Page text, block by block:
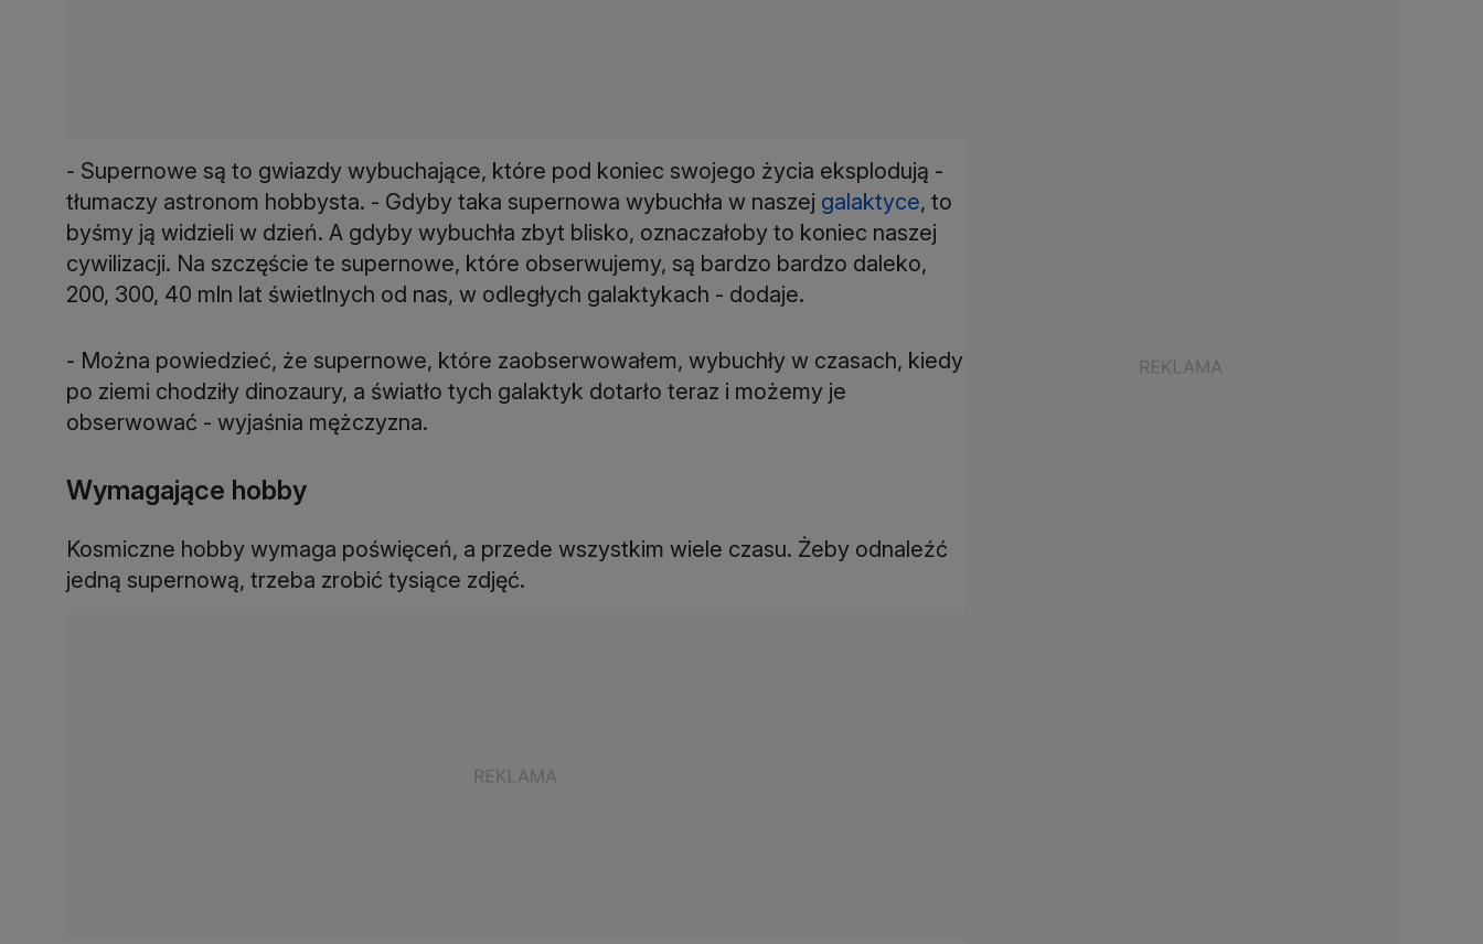
- Supernowe są to gwiazdy wybuchające, które pod koniec swojego życia eksplodują -
tłumaczy astronom hobbysta. - Gdyby taka supernowa wybuchła w naszej galaktyce, to
byśmy ją widzieli w dzień. A gdyby wybuchła zbyt blisko, oznaczałoby to koniec naszej
cywilizacji. Na szczęście te supernowe, które obserwujemy, są bardzo bardzo daleko,
200, 300, 40 mln lat świetlnych od nas, w odległych galaktykach - dodaje.
- Można powiedzieć, że supernowe, które zaobserwowałem, wybuchły w czasach, kiedy
po ziemi chodziły dinozaury, a światło tych galaktyk dotarło teraz i możemy je
obserwować - wyjaśnia mężczyzna.
Wymagające hobby
Kosmiczne hobby wymaga poświęceń, a przede wszystkim wiele czasu. Żeby odnaleźć
jedną supernową, trzeba zrobić tysiące zdjęć.